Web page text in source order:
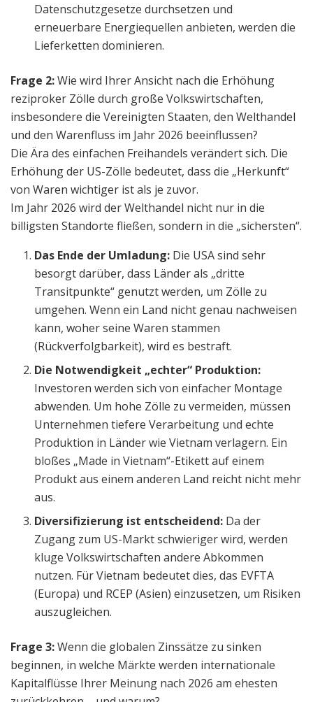
Datenschutzgesetze durchsetzen und
erneuerbare Energiequellen anbieten, werden die
Lieferketten dominieren.
Frage 2:Wie wird Ihrer Ansicht nach die Erhöhung
reziproker Zölle durch große Volkswirtschaften,
insbesondere die Vereinigten Staaten, den Welthandel
und den Warenfluss im Jahr 2026 beeinflussen?
Die Ära des einfachen Freihandels verändert sich. Die
Erhöhung der US-Zölle bedeutet, dass die „Herkunft“
von Waren wichtiger ist als je zuvor.
Im Jahr 2026 wird der Welthandel nicht nur in die
billigsten Standorte fließen, sondern in die „sichersten“.
Das Ende der Umladung: Die USA sind sehr
besorgt darüber, dass Länder als „dritte
Transitpunkte“ genutzt werden, um Zölle zu
umgehen. Wenn ein Land nicht genau nachweisen
kann, woher seine Waren stammen
(Rückverfolgbarkeit), wird es bestraft.
Die Notwendigkeit „echter“ Produktion:
Investoren werden sich von einfacher Montage
abwenden. Um hohe Zölle zu vermeiden, müssen
Unternehmen tiefere Verarbeitung und echte
Produktion in Länder wie Vietnam verlagern. Ein
bloßes „Made in Vietnam“-Etikett auf einem
Produkt aus einem anderen Land reicht nicht mehr
aus.
Diversifizierung ist entscheidend: Da der
Zugang zum US-Markt schwieriger wird, werden
kluge Volkswirtschaften andere Abkommen
nutzen. Für Vietnam bedeutet dies, das EVFTA
(Europa) und RCEP (Asien) einzusetzen, um Risiken
auszugleichen.
Frage 3:Wenn die globalen Zinssätze zu sinken
beginnen, in welche Märkte werden internationale
Kapitalflüsse Ihrer Meinung nach 2026 am ehesten